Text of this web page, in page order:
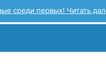
среди первых! Читать